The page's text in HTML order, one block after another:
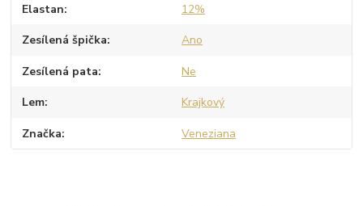
Elastan 12%
Zesílená špička Ano
Zesílená pata Ne
Lem Krajkový
Značka Veneziana